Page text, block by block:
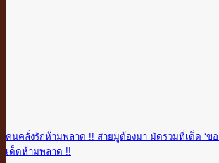
คนคลั่งรักห้ามพลาด !! สายมูต้องมา มัดรวมที่เด็ด ‘ขอ
เด็ดห้ามพลาด !!